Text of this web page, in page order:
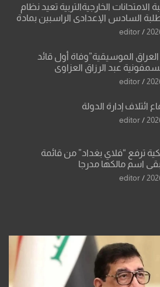
الخارجيةالتربية تعيد نظام
السادس الإعدادي الراسبين بمادة
editor
العراق الموسيقية”وفاة أول قائد
عبد الرزاق العزاوي
editor
ائتلاف إدارة الدولة
editor
ترفع “فلاي بغداد” من قائمة
اسم مالكها مدرجا
editor